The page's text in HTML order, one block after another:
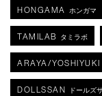
HONGAMA ホンガマ
TAMILAB タミラボ
ARAYA/
DOLLSSAN ドールズ